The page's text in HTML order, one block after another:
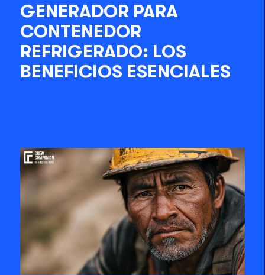
GENERADOR PARA
CONTENEDOR
REFRIGERADO: LOS
BENEFICIOS ESENCIALES